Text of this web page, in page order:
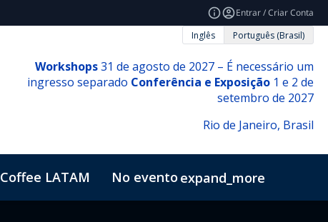
Entrar / Criar Conta
Inglês
Português (Brasil)
Workshops31 de agosto de 2027 – É necessário um
ingresso separado Conferência e Exposição1 e 2 de
setembro de 2027
Rio de Janeiro, Brasil
Coffee LATAM No evento expand_more